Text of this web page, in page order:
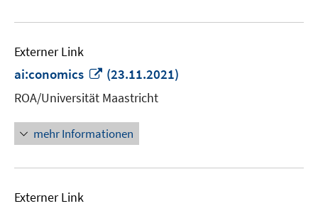
Externer Link
ai:conomics
In
neuem
Fenster
öffnen
(23.11.2021)
ROA/Universität Maastricht
mehr Informationen
Externer Link